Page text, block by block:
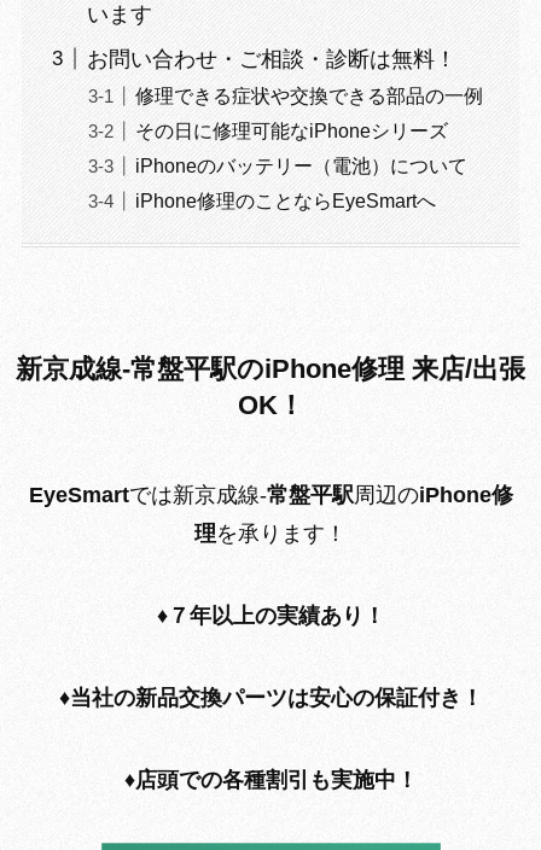
います
お問い合わせ・ご相談・診断は無料！
修理できる症状や交換できる部品の一例
その日に修理可能なiPhoneシリーズ
iPhoneのバッテリー（電池）について
iPhone修理のことならEyeSmartへ
新京成線‐常盤平駅のiPhone修理 来店/出張
OK！
EyeSmartでは新京成線‐常盤平駅周辺のiPhone修
理を承ります！
♦７年以上の実績あり！
♦当社の新品交換パーツは安心の保証付き！
♦店頭での各種割引も実施中！